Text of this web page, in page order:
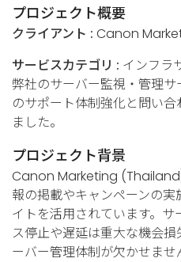
プロジェクト概要
クライアント : Canon
サービスカテゴリ : インフラ
弊社のサーバー監視・管理
のサポート体制強化と問い
ました。
プロジェクト背景
Canon Marketing
報の掲載やキャンペーンの
イトを活用されています。
ス停止や遅延は重大な機会
ーバー管理体制が欠かせませ